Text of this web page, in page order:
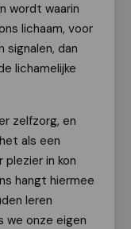
wordt waarin
lichaam, voor
signalen, dan
lichamelijke
zelfzorg, en
als een
in kon
hangt hiermee
leren
we onze eigen